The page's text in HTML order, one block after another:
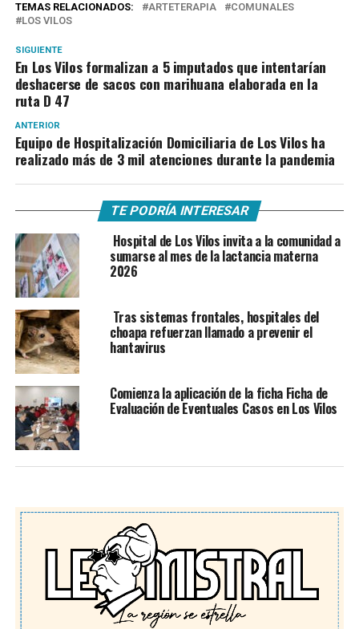
TEMAS RELACIONADOS: ARTETERAPIA
COMUNALES
LOS VILOS
SIGUIENTE
En Los Vilos formalizan a 5 imputados que intentarían
deshacerse de sacos con marihuana elaborada en la
ruta D 47
ANTERIOR
Equipo de Hospitalización Domiciliaria de Los Vilos ha
realizado más de 3 mil atenciones durante la pandemia
TE PODRÍA INTERESAR
Hospital de Los Vilos invita a la comunidad a
sumarse al mes de la lactancia materna
2026
Tras sistemas frontales, hospitales del
choapa refuerzan llamado a prevenir el
hantavirus
Comienza la aplicación de la ficha Ficha de
Evaluación de Eventuales Casos en Los Vilos